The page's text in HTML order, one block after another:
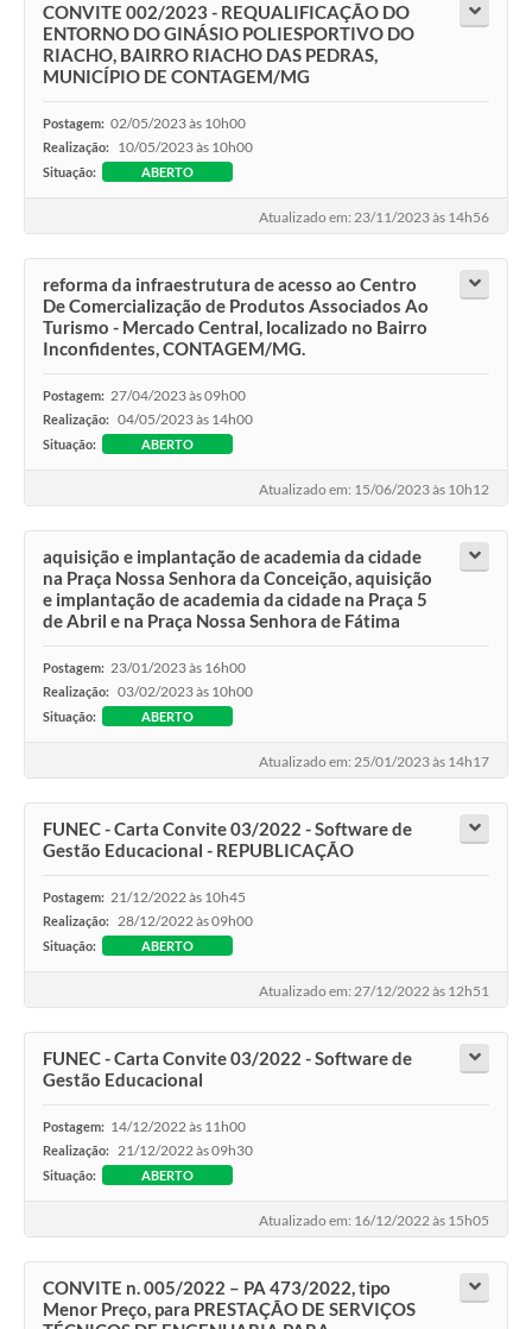
CONVITE 002/2023 - REQUALIFICAÇÃO DO
ENTORNO DO GINÁSIO POLIESPORTIVO DO
RIACHO, BAIRRO RIACHO DAS PEDRAS,
MUNICÍPIO DE CONTAGEM/MG
Postagem: 02/05/2023 às 10h00
Realização: 10/05/2023 às 10h00
Situação: ABERTO
Atualizado em: 23/11/2023 às 14h56
reforma da infraestrutura de acesso ao Centro
De Comercialização de Produtos Associados Ao
Turismo - Mercado Central, localizado no Bairro
Inconfidentes, CONTAGEM/MG.
Postagem: 27/04/2023 às 09h00
Realização: 04/05/2023 às 14h00
Situação: ABERTO
Atualizado em: 15/06/2023 às 10h12
aquisição e implantação de academia da cidade
na Praça Nossa Senhora da Conceição, aquisição
e implantação de academia da cidade na Praça 5
de Abril e na Praça Nossa Senhora de Fátima
Postagem: 23/01/2023 às 16h00
Realização: 03/02/2023 às 10h00
Situação: ABERTO
Atualizado em: 25/01/2023 às 14h17
FUNEC - Carta Convite 03/2022 - Software de
Gestão Educacional - REPUBLICAÇÃO
Postagem: 21/12/2022 às 10h45
Realização: 28/12/2022 às 09h00
Situação: ABERTO
Atualizado em: 27/12/2022 às 12h51
FUNEC - Carta Convite 03/2022 - Software de
Gestão Educacional
Postagem: 14/12/2022 às 11h00
Realização: 21/12/2022 às 09h30
Situação: ABERTO
Atualizado em: 16/12/2022 às 15h05
CONVITE n. 005/2022 – PA 473/2022, tipo
Menor Preço, para PRESTAÇÃO DE SERVIÇOS